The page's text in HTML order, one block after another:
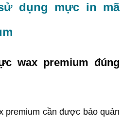
dụng mực in mã
wax premium đúng
cần được bảo quản